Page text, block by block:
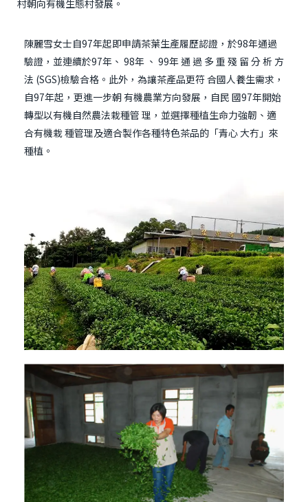
村朝向有機生態村發展。
陳麗雪女士自97年起即申請茶葉生產履歷認證，於98年通過
驗證，並連續於97年、 98年 、 99年 通 過 多 重 殘 留 分 析 方
法 (SGS)檢驗合格。此外，為讓茶產品更符 合國人養生需求，
自97年起，更進一步朝 有機農業方向發展，自民 國97年開始
轉型以有機自然農法栽種管 理，並選擇種植生命力強韌、適
合有機栽 種管理及適合製作各種特色茶品的「青心 大冇」來
種植。